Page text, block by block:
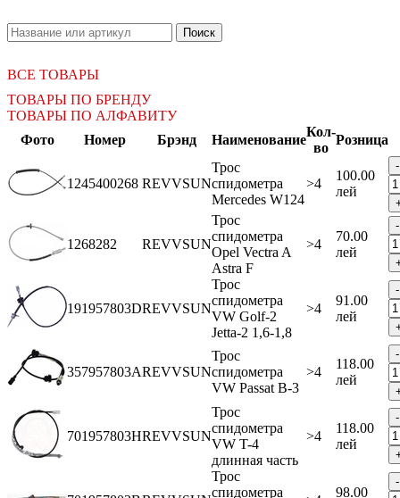
ВСЕ ТОВАРЫ
ТОВАРЫ ПО БРЕНДУ
ТОВАРЫ ПО АЛФАВИТУ
Фото
Номер Брэнд Наименование
Кол-
во
Розница
1245400268 REVVSUN
Трос
спидометра
Mercedes W124
>4
100.00
лей
1268282 REVVSUN
Трос
спидометра
Opel Vectra A
Astra F
>4
70.00
лей
191957803DREVVSUN
Трос
спидометра
VW Golf-2
Jetta-2 1,6-1,8
>4
91.00
лей
357957803AREVVSUN
Трос
спидометра
VW Passat В-3
>4
118.00
лей
701957803HREVVSUN
Трос
спидометра
VW T-4
длинная часть
>4
118.00
лей
Трос
спидометра
98.00